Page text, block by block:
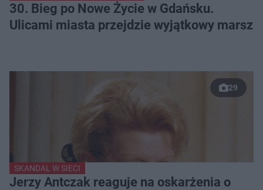
30. Bieg po Nowe Życie w Gdańsku.
Ulicami miasta przejdzie wyjątkowy marsz
29
SKANDAL W SIECI
Jerzy Antczak reaguje na oskarżenia o